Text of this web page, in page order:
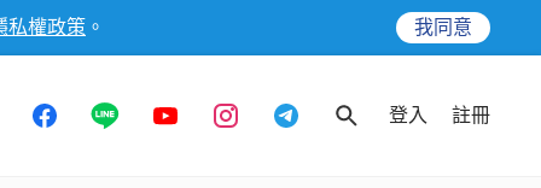
私權政策 。 我同意
登入 註冊